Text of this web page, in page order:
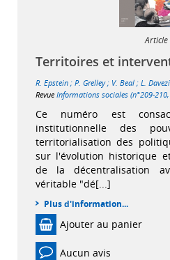
Article
Territoires et
R. Epstein ; P. Grelley; V. Beal ; L.
Revue Informations sociales (n°209-
Ce numéro est
institutionnelle des
territorialisation des
sur l'évolution historique
de la décentralisation
véritable "dé[...]
Plus d'information...
Ajouter au panier
Aucun avis